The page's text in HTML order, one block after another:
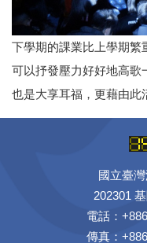
下學期的課業比上學期繁
可以抒發壓力好好地高歌
也是大享耳福，更藉由此
國立臺
202301
電話：
傳真：